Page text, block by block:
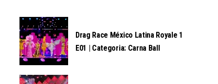
Drag Race México Latina Royale 1
E01 | Categoria: Carna Ball